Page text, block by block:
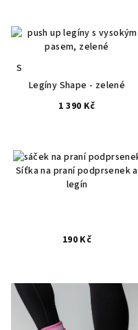
S
Legíny Shape - zelené
1 390 Kč
Síťka na praní podprsenek a
legín
190 Kč